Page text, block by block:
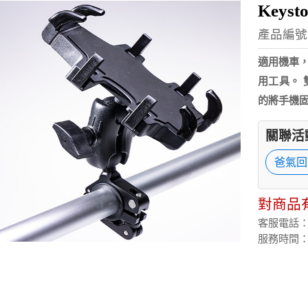
產品編
適用機車
用工具。
的將手機
關聯
爸氣
對商品
客服電話
服務時間